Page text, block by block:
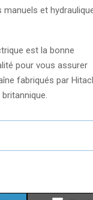
et
est la bonne
pour vous assurer
fabriqués par